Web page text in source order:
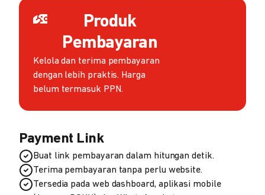
Produk
Pembayaran
Kelola dan terima pembayaran
dengan lebih praktis. Harga
belum termasuk PPN.
Payment Link
Buat link pembayaran dalam hitungan detik.
Terima pembayaran tanpa perlu website.
Tersedia pada web dashboard, aplikasi mobile